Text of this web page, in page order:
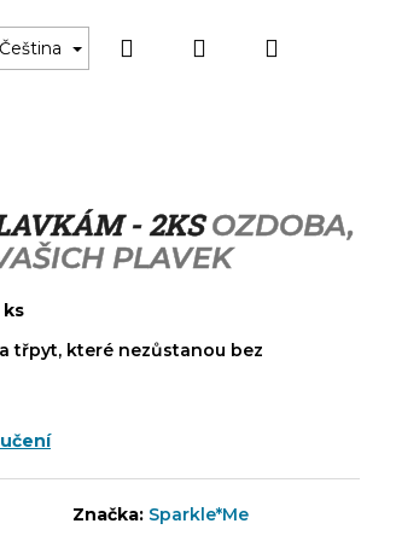
Dárkový poukaz Doplňky k
Čeština HledatPřihlášeníNákupní
- 2KSOZDOBA,
PLAVEK
třpyt, které nezůstanou bez
Značka: Sparkle*Me